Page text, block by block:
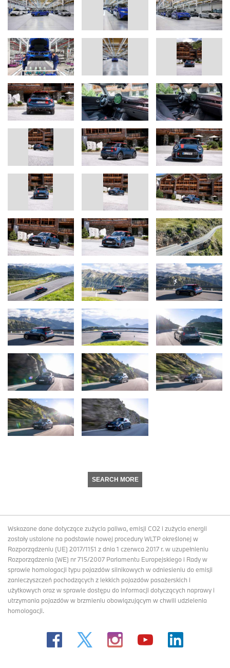
SEARCH MORE
Wskazane dane dotyczące zużycia paliwa, emisji CO2 i zużycia energii
zostały ustalone na podstawie nowej procedury WLTP określonej w
Rozporządzeniu (UE) 2017/1151 z dnia 1 czerwca 2017 r. w uzupełnieniu
Rozporządzenia (WE) nr 715/2007 Parlamentu Europejskiego i Rady w
sprawie homologacji typu pojazdów silnikowych w odniesieniu do emisji
zanieczyszczeń pochodzących z lekkich pojazdów pasażerskich i
użytkowych oraz w sprawie dostępu do informacji dotyczących naprawy i
utrzymania pojazdów w brzmieniu obowiązującym w chwili udzielenia
homologacji.